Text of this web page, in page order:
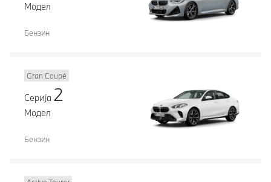
Модел
Бензин
Gran Coupé
Серија 2
Модел
Бензин